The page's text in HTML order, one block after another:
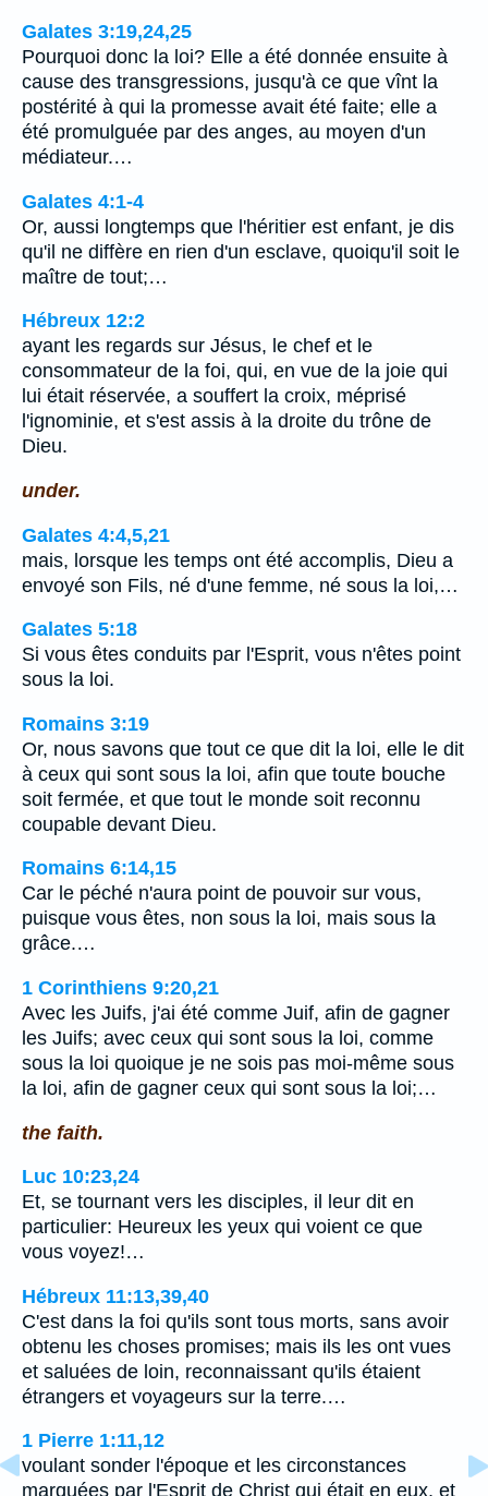
Galates 3:19,24,25
Pourquoi donc la loi? Elle a été donnée ensuite à
cause des transgressions, jusqu'à ce que vînt la
postérité à qui la promesse avait été faite; elle a
été promulguée par des anges, au moyen d'un
médiateur.…
Galates 4:1-4
Or, aussi longtemps que l'héritier est enfant, je dis
qu'il ne diffère en rien d'un esclave, quoiqu'il soit le
maître de tout;…
Hébreux 12:2
ayant les regards sur Jésus, le chef et le
consommateur de la foi, qui, en vue de la joie qui
lui était réservée, a souffert la croix, méprisé
l'ignominie, et s'est assis à la droite du trône de
Dieu.
under.
Galates 4:4,5,21
mais, lorsque les temps ont été accomplis, Dieu a
envoyé son Fils, né d'une femme, né sous la loi,…
Galates 5:18
Si vous êtes conduits par l'Esprit, vous n'êtes point
sous la loi.
Romains 3:19
Or, nous savons que tout ce que dit la loi, elle le dit
à ceux qui sont sous la loi, afin que toute bouche
soit fermée, et que tout le monde soit reconnu
coupable devant Dieu.
Romains 6:14,15
Car le péché n'aura point de pouvoir sur vous,
puisque vous êtes, non sous la loi, mais sous la
grâce.…
1 Corinthiens 9:20,21
Avec les Juifs, j'ai été comme Juif, afin de gagner
les Juifs; avec ceux qui sont sous la loi, comme
sous la loi quoique je ne sois pas moi-même sous
la loi, afin de gagner ceux qui sont sous la loi;…
the faith.
Luc 10:23,24
Et, se tournant vers les disciples, il leur dit en
particulier: Heureux les yeux qui voient ce que
vous voyez!…
Hébreux 11:13,39,40
C'est dans la foi qu'ils sont tous morts, sans avoir
obtenu les choses promises; mais ils les ont vues
et saluées de loin, reconnaissant qu'ils étaient
étrangers et voyageurs sur la terre.…
1 Pierre 1:11,12
voulant sonder l'époque et les circonstances
marquées par l'Esprit de Christ qui était en eux, et